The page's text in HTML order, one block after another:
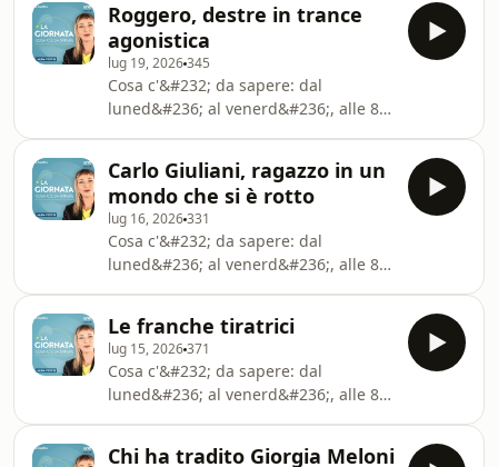
podcast anche su Spotify, Apple
Podcasts e Amazon Music.See
omnystudio.com/listener for privacy
information.
Roggero, destre in trance
agonistica
lug 19, 2026345
Cosa c'&#232; da sapere: dal
luned&#236; al venerd&#236;, alle 8,
anche su Spotify, Apple Podcasts e
Amazon Music.See
omnystudio.com/listener for privacy
information.
Carlo Giuliani, ragazzo in un
mondo che si è rotto
lug 16, 2026331
Cosa c'&#232; da sapere: dal
luned&#236; al venerd&#236;, alle 8,
anche su Spotify, Apple Podcasts e
Amazon Music.See
omnystudio.com/listener for privacy
information.
Le franche tiratrici
lug 15, 2026371
Cosa c'&#232; da sapere: dal
luned&#236; al venerd&#236;, alle 8,
Chi ha tradito Giorgia Meloni